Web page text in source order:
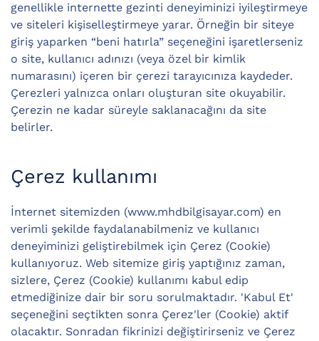
genellikle internette gezinti deneyiminizi iyileştirmeye
ve siteleri kişiselleştirmeye yarar. Örneğin bir siteye
giriş yaparken “beni hatırla” seçeneğini işaretlerseniz
o site, kullanıcı adınızı (veya özel bir kimlik
numarasını) içeren bir çerezi tarayıcınıza kaydeder.
Çerezleri yalnızca onları oluşturan site okuyabilir.
Çerezin ne kadar süreyle saklanacağını da site
belirler.
Çerez kullanımı
İnternet sitemizden (www.mhdbilgisayar.com) en
verimli şekilde faydalanabilmeniz ve kullanıcı
deneyiminizi geliştirebilmek için Çerez (Cookie)
kullanıyoruz. Web sitemize giriş yaptığınız zaman,
sizlere, Çerez (Cookie) kullanımı kabul edip
etmediğinize dair bir soru sorulmaktadır. 'Kabul Et'
seçeneğini seçtikten sonra Çerez'ler (Cookie) aktif
olacaktır. Sonradan fikrinizi değiştirirseniz ve Çerez